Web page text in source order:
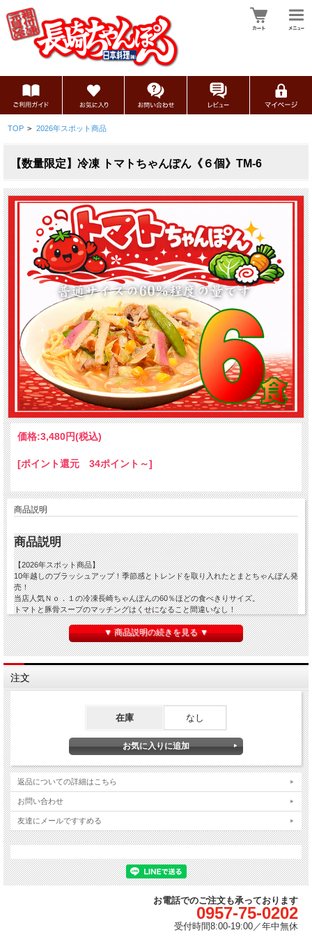
TOP > 2026年スポット商品
【数量限定】冷凍 トマトちゃんぽん《６個》TM-6
価格:3,480円(税込)
[ポイント還元 34ポイント～]
商品説明
商品説明
【2026年スポット商品】
10年越しのブラッシュアップ！季節感とトレンドを取り入れたとまとちゃんぽん発
売！
当店人気Ｎｏ．１の冷凍長崎ちゃんぽんの60％ほどの食べきりサイズ。
トマトと豚骨スープのマッチングはくせになること間違いなし！
鍋でお湯さえ沸かせれば、ご家庭で簡単にお召し上がりいただけます。
※本セットは、お一人様限定２セットまでご注文いただけます。
※生産限定品となっております。
早期販売終了の可能性もございますので予めご了承下さい。
お召し上がり方
(3)はしでやわらかく混ぜて解凍し、ひと煮立ちしたらできあがりです。
商品仕様
冷凍 トマトちゃんぽん
品
名
トマトちゃんぽん 冷凍食品（具付）
内
容 270 グラム/1個(1食)あたり
保
存
マイナス18℃以下で保存してください。
小麦粉（国内製造）、かんすい（唐あく）、食塩
▼ 商品説明の続きを見る ▼
注文
在庫 なし
返品についての詳細はこちら
お問い合わせ
友達にメールですすめる
お電話でのご注文も承っております
0957-75-0202
受付時間8:00-19:00／年中無休